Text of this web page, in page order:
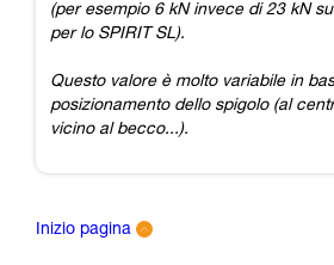
(per esempio 6 kN invece di 23 kN
per lo SPIRIT SL).
Questo valore è molto variabile in
posizionamento dello spigolo (al
vicino al becco...).
Inizio pagina